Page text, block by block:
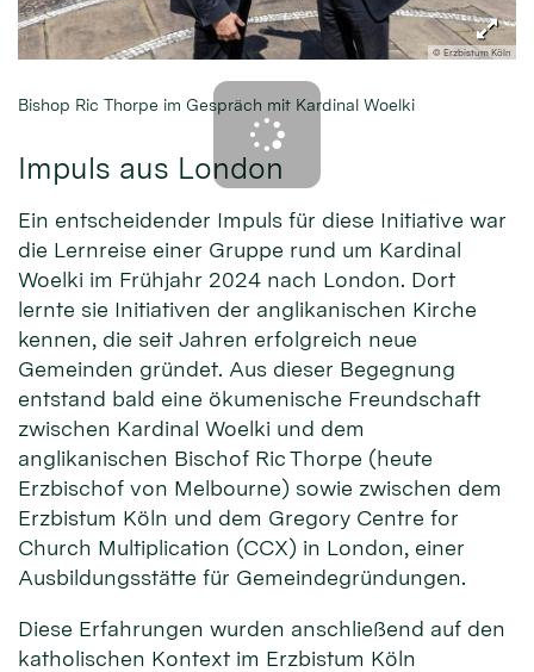
© Erzbistum Köln
Bishop Ric Thorpe im Gespräch mit Kardinal Woelki
Impuls aus London
Ein entscheidender Impuls für diese Initiative war
die Lernreise einer Gruppe rund um Kardinal
Woelki im Frühjahr 2024 nach London. Dort
lernte sie Initiativen der anglikanischen Kirche
kennen, die seit Jahren erfolgreich neue
Gemeinden gründet. Aus dieser Begegnung
entstand bald eine ökumenische Freundschaft
zwischen Kardinal Woelki und dem
anglikanischen Bischof Ric Thorpe (heute
Erzbischof von Melbourne) sowie zwischen dem
Erzbistum Köln und dem Gregory Centre for
Church Multiplication (CCX) in London, einer
Ausbildungsstätte für Gemeindegründungen.
Diese Erfahrungen wurden anschließend auf den
katholischen Kontext im Erzbistum Köln